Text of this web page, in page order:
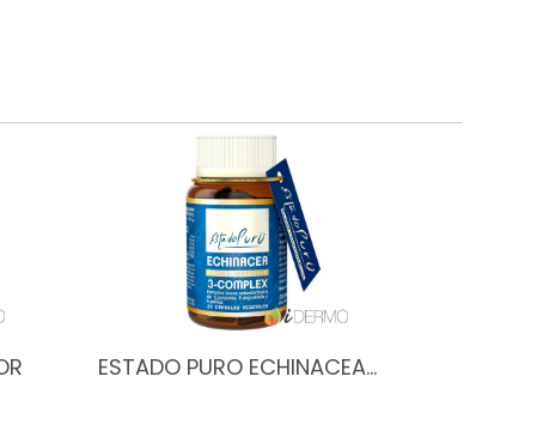
ESTADO PURO ECHINACEA…